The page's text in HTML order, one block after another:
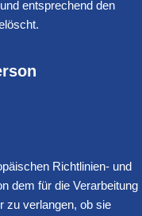
entsprechend den
Richtlinien- und
dem für die Verarbeitung
zu verlangen, ob sie